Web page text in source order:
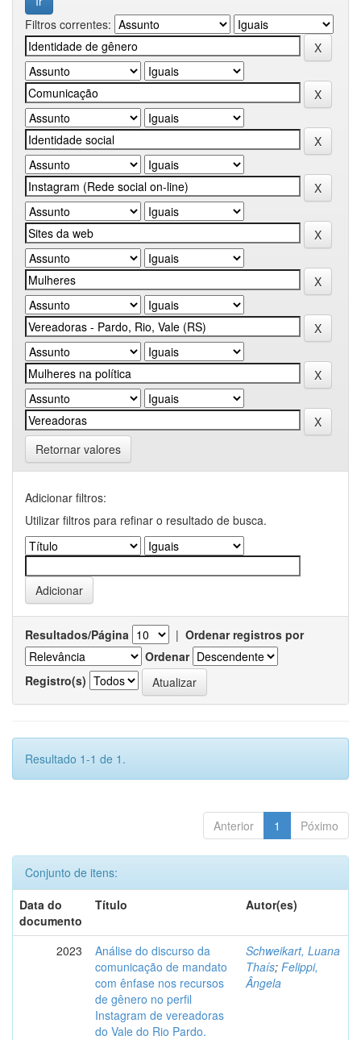
Filtros correntes:
Retornar valores
Adicionar filtros:
Utilizar filtros para refinar o resultado de busca.
Resultados/Página | Ordenar registros por
Ordenar
Registro(s)
Resultado 1-1 de 1.
Anterior 1 Póximo
Conjunto de itens:
Data do
documento
Título Autor(es)
2023
Análise do discurso da
comunicação de mandato
com ênfase nos recursos
de gênero no perfil
Instagram de vereadoras
do Vale do Rio Pardo.
Schweikart, Luana
Thaís; Felippi,
Ângela